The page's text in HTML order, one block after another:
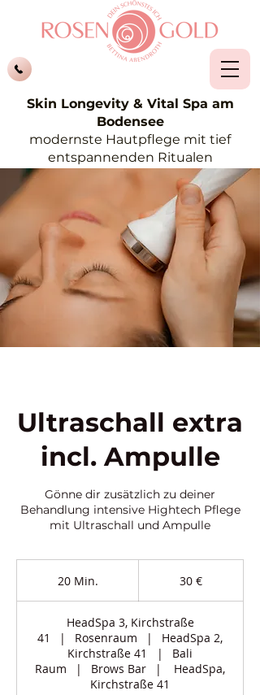
Skin Longevity & Vital Spa am
Bodensee
modernste Hautpflege mit tief
entspannenden Ritualen
Ultraschall extra
incl. Ampulle
Gönne dir zusätzlich zu deiner
Behandlung intensive Hightech Pflege
mit Ultraschall und Ampulle
20 Min.
i
n
.
30 €
HeadSpa 3, Kirchstraße
41
| Rosenraum |
HeadSpa 2,
Kirchstraße 41
|
Bali
Raum
| Brows Bar |
HeadSpa,
Kirchstraße 41